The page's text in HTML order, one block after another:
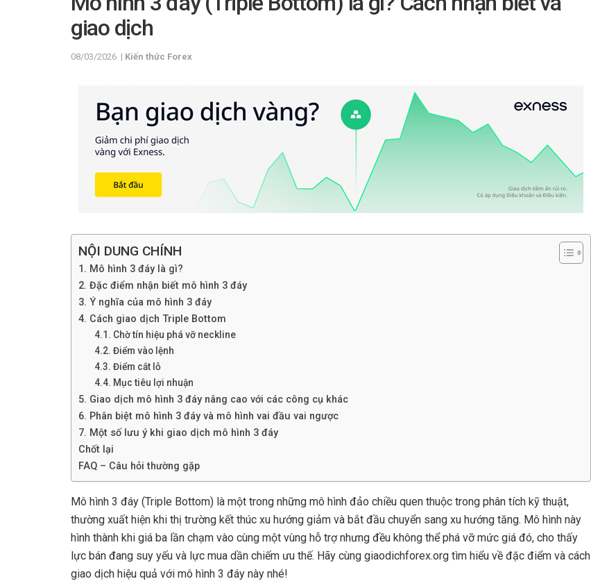
giao dịch
08/03/2026 | Kiến thức Forex
NỘI DUNG CHÍNH
1. Mô hình 3 đáy là gì?
2. Đặc điểm nhận biết mô hình 3 đáy
3. Ý nghĩa của mô hình 3 đáy
4. Cách giao dịch Triple Bottom
4.1. Chờ tín hiệu phá vỡ neckline
4.2. Điểm vào lệnh
4.3. Điểm cắt lỗ
4.4. Mục tiêu lợi nhuận
5. Giao dịch mô hình 3 đáy nâng cao với các công cụ khác
6. Phân biệt mô hình 3 đáy và mô hình vai đầu vai ngược
7. Một số lưu ý khi giao dịch mô hình 3 đáy
Chốt lại
FAQ – Câu hỏi thường gặp
Mô hình 3 đáy (Triple Bottom) là một trong những mô hình đảo chiều quen thuộc trong phân tích kỹ thuật,
thường xuất hiện khi thị trường kết thúc xu hướng giảm và bắt đầu chuyển sang xu hướng tăng. Mô hình này
hình thành khi giá ba lần chạm vào cùng một vùng hỗ trợ nhưng đều không thể phá vỡ mức giá đó, cho thấy
lực bán đang suy yếu và lực mua dần chiếm ưu thế. Hãy cùng giaodichforex.org tìm hiểu về đặc điểm và cách
giao dịch hiệu quả với mô hình 3 đáy này nhé!